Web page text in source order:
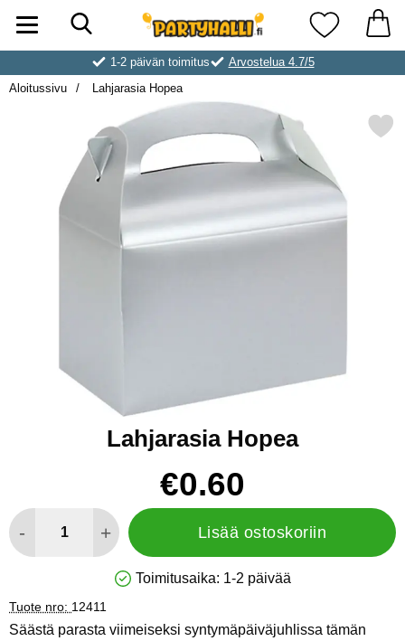
Ostoskori laajennettu Partyhallen AB
Suosikkini
1-2 päivän toimitus
Arvostelua 4.7/5
Aloitussivu
Lahjarasia Hopea
Merkitse lahjarasia
Lahjarasia Hopea
hinta
€0.60
- + Lisää ostoskoriin
Saatavuus: Varastossa
Toimitusaika: 1-2 päivää
Tuote nro: 12411
Säästä parasta viimeiseksi syntymäpäiväjuhlissa tämän